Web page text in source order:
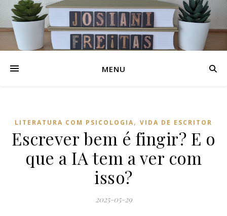
MENU
LITERATURA COM PSICOLOGIA, VIDA DE ESCRITOR
Escrever bem é fingir? E o
que a IA tem a ver com
isso?
2025-05-29